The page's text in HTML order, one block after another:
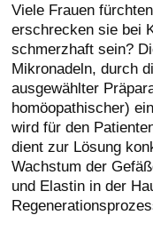
Viele Frauen
erschrecken sie bei
schmerzhaft sein?
Mikronadeln, durch
ausgewählter
homöopathischer)
wird für den
dient zur Lösung
Wachstum der
und Elastin in der